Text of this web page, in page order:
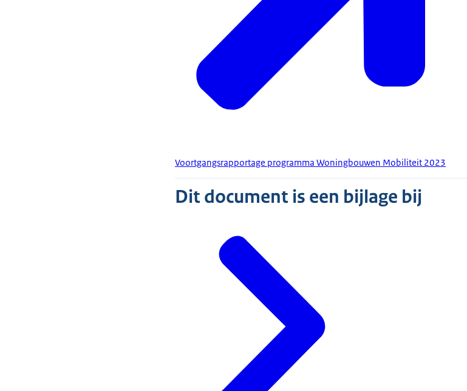
Voortgangsrapportage programma Woningbouwen Mobiliteit 2023
Dit document is een bijlage bij